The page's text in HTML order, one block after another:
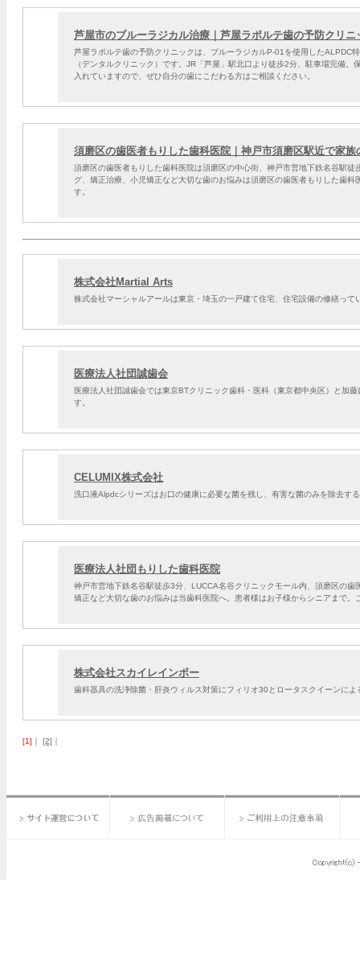
芦屋市のブルーラジカル治療｜芦屋ラポルテ歯の予防クリニ
芦屋ラポルテ歯の予防クリニックは、ブルーラジカルP-01を使用したALPDC
（デンタルクリニック）です。JR「芦屋」駅北口より徒歩2分、駐車場完備
入れていますので、ぜひ自分の歯にこだわる方はご相談ください。
須磨区の歯医者もりした歯科医院｜神戸市須磨区駅近で家族
須磨区の歯医者もりした歯科医院は須磨区の中心街、神戸市営地下鉄名谷駅
グ、矯正治療、小児矯正など大切な歯のお悩みは須磨区の歯医者もりした歯
す。
株式会社Martial Arts
株式会社マーシャルアールは東京・埼玉の一戸建て住宅、住宅設備の修繕っ
医療法人社団誠歯会
医療法人社団誠歯会では東京BTクリニック歯科・医科（東京都中央区）と加
す。
CELUMIX株式会社
洗口液Alpdcシリーズはお口の健康に必要な菌を残し、有害な菌のみを除去す
医療法人社団もりした歯科医院
神戸市営地下鉄名谷駅徒歩3分、LUCCA名谷クリニックモール内、須磨区の
矯正など大切な歯のお悩みは当歯科医院へ。患者様はお子様からシニアまで
株式会社スカイレインボー
歯科器具の洗浄除菌・肝炎ウィルス対策にフィリオ30とロータスクイーンに
[1] ｜ [2] ｜
サイト運営について 広告掲載について ご利用上の注意事項